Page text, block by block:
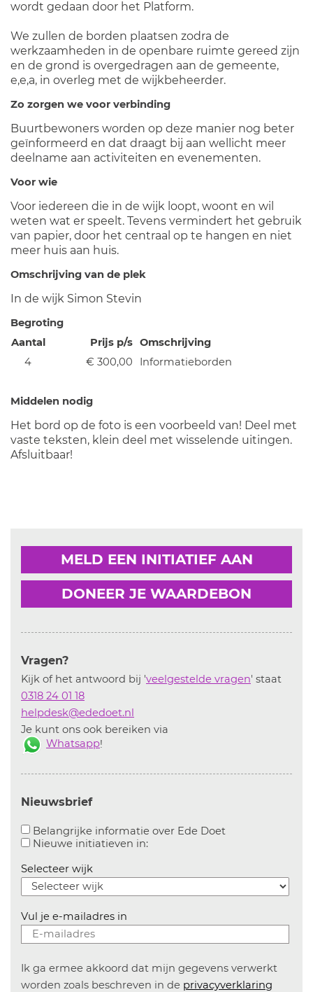
wordt gedaan door het Platform.
We zullen de borden plaatsen zodra de
werkzaamheden in de openbare ruimte gereed zijn
en de grond is overgedragen aan de gemeente,
e,e,a, in overleg met de wijkbeheerder.
Zo zorgen we voor verbinding
Buurtbewoners worden op deze manier nog beter
geïnformeerd en dat draagt bij aan wellicht meer
deelname aan activiteiten en evenementen.
Voor wie
Voor iedereen die in de wijk loopt, woont en wil
weten wat er speelt. Tevens vermindert het gebruik
van papier, door het centraal op te hangen en niet
meer huis aan huis.
Omschrijving van de plek
In de wijk Simon Stevin
Begroting
Aantal
Prijs p/s Omschrijving
4
€ 300,00 Informatieborden
Middelen nodig
Het bord op de foto is een voorbeeld van! Deel met
vaste teksten, klein deel met wisselende uitingen.
Afsluitbaar!
MELD EEN INITIATIEF AAN
DONEER JE WAARDEBON
Vragen?
Kijk of het antwoord bij 'veelgestelde vragen' staat
0318 24 01 18
helpdesk@ededoet.nl
Je kunt ons ook bereiken via
Whatsapp!
Nieuwsbrief
Belangrijke informatie over Ede Doet
Nieuwe initiatieven in:Aanvinken om informatie over
Selecteer wijk
Vul je e-mailadres in
Ik ga ermee akkoord dat mijn gegevens verwerkt
worden zoals beschreven in de privacyverklaring